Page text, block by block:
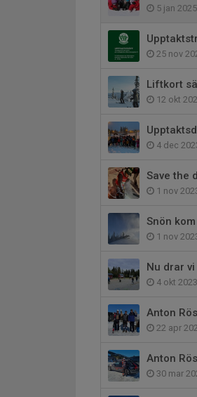
5 jan 2025
25 nov
Liftkort
12 okt
4 dec
Save the
1 nov
Snön
1 nov
Nu drar
4 okt 2023
Anton
22 apr
Anton
30 mar